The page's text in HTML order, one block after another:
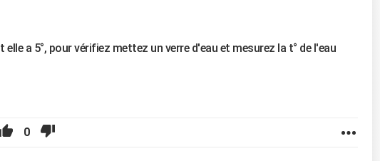
a 5°, pour vérifiez mettez un verre d'eau et mesurez la t° de l'eau
0